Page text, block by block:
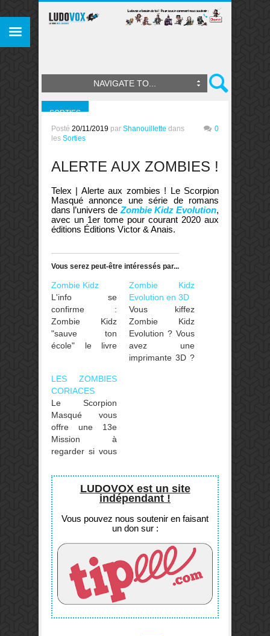
NAVIGATE TO...
SORTIES
Posté 20/11/2019 par Shanouillette dans
les Sorties
0
ALERTE AUX ZOMBIES !
Telex | Alerte aux zombies ! Le Scorpion
Masqué annonce une série de romans
dans l’univers de Zombie Kidz Evolution,
avec un 1er tome pour courant 2020 aux
éditions Éditions Victor & Anais.
Vous serez peut-être intéressés par...
Zombie Kidz
L'info se
confirme :
Zombie Kidz
"sauve ton
école" le livre
j2s va voir le jour
avec Fabien
Clavel aux
manettes (il était
derrière les livres
Unlock!).
Zombie Kidz
Evolution en 3D
Vous kiffez
Zombie Kidz
Evolution ? Vous
avez une
imprimante 3D ?
LES ZOMBIES
CORIACES
Le Scorpion
Masqué vous
offre une 13e
Mission à
regarder si vous
Zombie Kidz
Evolution. Vos
kidz sont accro
au jeu et ont
muté depuis la
1ere enveloppe
? Voici une petite
dose pour les
faire rechuter...
LUDOVOX est un site
indépendant !
Vous pouvez nous soutenir en faisant
un don sur :